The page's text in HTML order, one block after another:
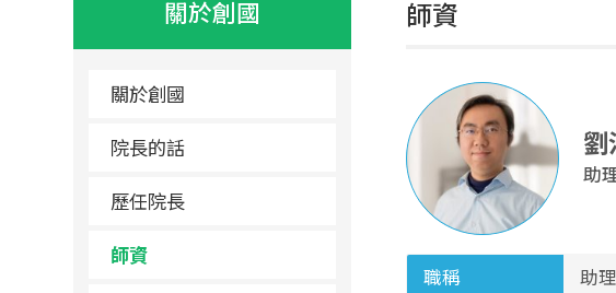
關於創國
關於創國
院長的話
歷任院長
師資
師資
助
職稱
助